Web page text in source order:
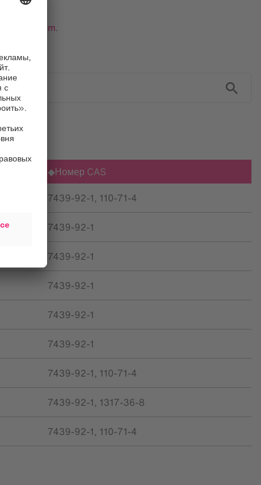
.
Номер CAS
7439-92-1, 110-71-4
7439-92-1
7439-92-1
7439-92-1
7439-92-1
7439-92-1
7439-92-1, 110-71-4
7439-92-1, 1317-36-8
7439-92-1, 110-71-4